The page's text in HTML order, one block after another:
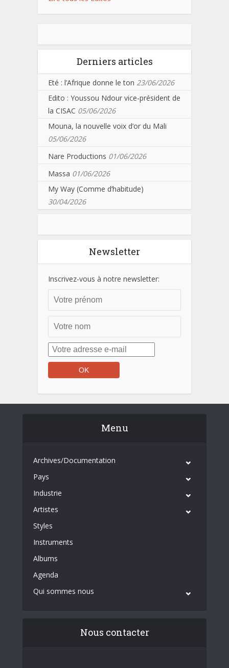
Derniers articles
Eté : l’Afrique donne le ton 23/06/2026
Edito : Youssou Ndour vice-président de
la CISAC 05/06/2026
Mouna, la nouvelle voix d’or du Mali
05/06/2026
Nare Productions 01/06/2026
Massa 01/06/2026
My Way (Comme d’habitude)
30/04/2026
Newsletter
Inscrivez-vous à notre newsletter:
Menu
Archives/Documentation
Pays
Industrie
Artistes
Styles
Instruments
Albums
Agenda
Qui sommes nous
Nous contacter